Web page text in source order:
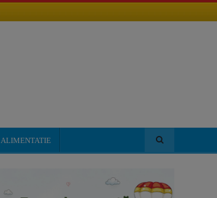
ALIMENTATIE